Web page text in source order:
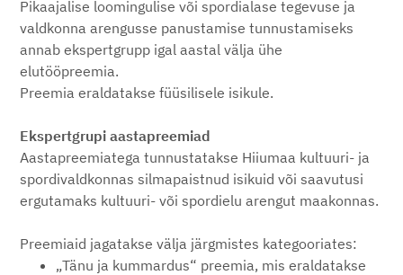
Pikaajalise loomingulise või spordialase tegevuse ja
valdkonna arengusse panustamise tunnustamiseks
annab ekspertgrupp igal aastal välja ühe
elutööpreemia.
Preemia eraldatakse füüsilisele isikule.
Ekspertgrupi aastapreemiad
Aastapreemiatega tunnustatakse Hiiumaa kultuuri- ja
spordivaldkonnas silmapaistnud isikuid või saavutusi
ergutamaks kultuuri- või spordielu arengut maakonnas.
Preemiaid jagatakse välja järgmistes kategooriates:
„Tänu ja kummardus“ preemia, mis eraldatakse